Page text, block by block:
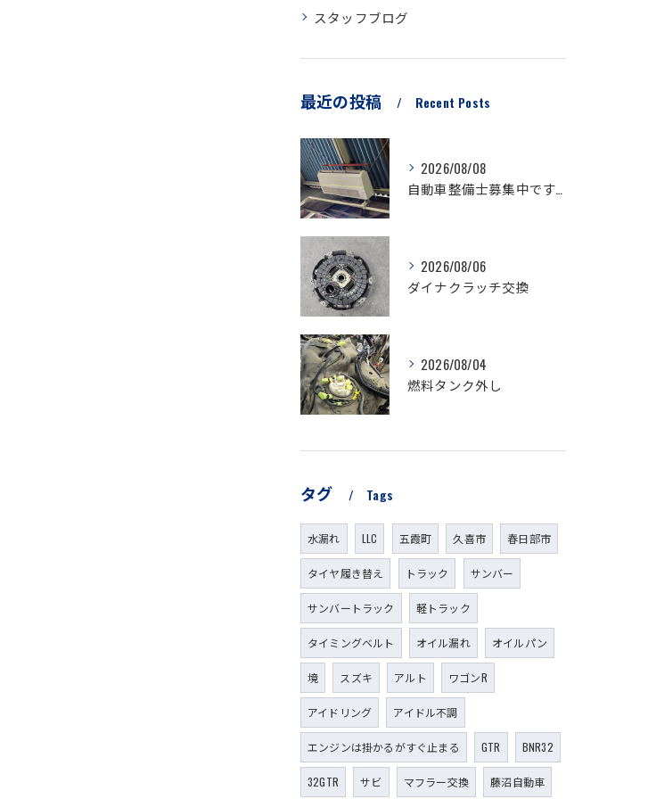
スタッフブログ
最近の投稿 Recent Posts
2026/08/08
自動車整備士募集中です。
2026/08/06
ダイナクラッチ交換
2026/08/04
燃料タンク外し
タグ Tags
水漏れ LLC 五霞町 久喜市 春日部市
タイヤ履き替え トラック サンバー
サンバートラック 軽トラック
タイミングベルト オイル漏れ オイルパン
境 スズキ アルト ワゴンR
アイドリング アイドル不調
エンジンは掛かるがすぐ止まる GTR BNR32
32GTR サビ マフラー交換 藤沼自動車